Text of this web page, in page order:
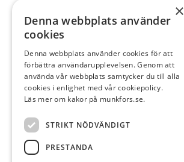
×
Denna webbplats använder
cookies
Denna webbplats använder cookies för att
förbättra användarupplevelsen. Genom att
använda vår webbplats samtycker du till alla
cookies i enlighet med vår cookiepolicy.
Läs mer om kakor på munkfors.se.
STRIKT NÖDVÄNDIGT
PRESTANDA